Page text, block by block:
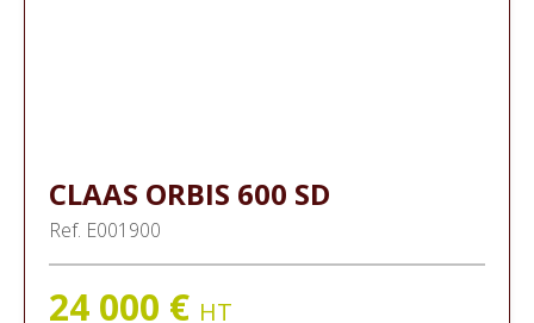
CLAAS ORBIS 600 SD
Ref. E001900
24 000 € HT